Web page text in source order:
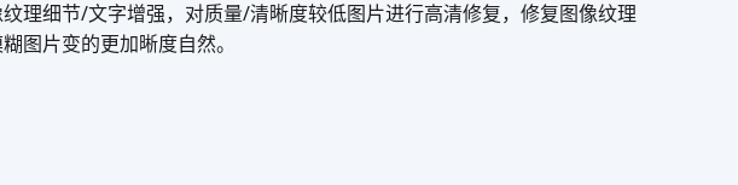
理细节/文字增强，对质量/清晰度较低图片进行高清修复，修复图像纹理
图片变的更加晰度自然。